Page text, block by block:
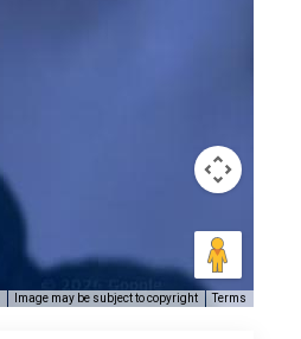
Image may be subject to copyright Terms